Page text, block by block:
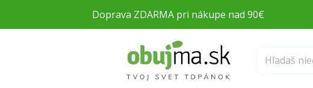
Doprava ZDARMA pri nákupe nad 90€